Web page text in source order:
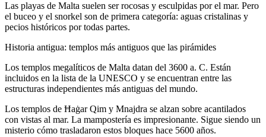
Las playas de Malta suelen ser rocosas y esculpidas por el mar. Pero
el buceo y el snorkel son de primera categoría: aguas cristalinas y
pecios históricos por todas partes.
Historia antigua: templos más antiguos que las pirámides
Los templos megalíticos de Malta datan del 3600 a. C. Están
incluidos en la lista de la UNESCO y se encuentran entre las
estructuras independientes más antiguas del mundo.
Los templos de Ħaġar Qim y Mnajdra se alzan sobre acantilados
con vistas al mar. La mampostería es impresionante. Sigue siendo un
misterio cómo trasladaron estos bloques hace 5600 años.